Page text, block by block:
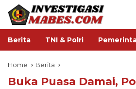
Berita TNI & Polri
Home Berita
Buka Puasa Damai,